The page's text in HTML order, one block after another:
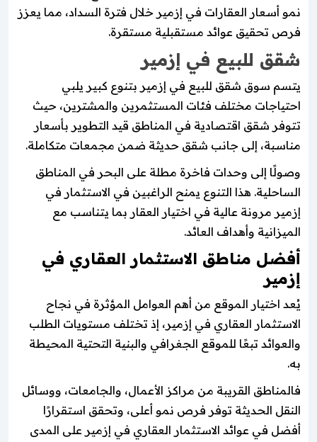
نمو أسعار العقارات في إزمير خلال فترة السداد، مما يعزز
فرص تحقيق عوائد مستقبلية مستقرة.
شقق للبيع في إزمير
يتسم سوق شقق للبيع في إزمير بتنوع كبير يلبي
احتياجات مختلف فئات المستثمرين والمشترين، حيث
تتوفر شقق اقتصادية في المناطق قيد التطوير بأسعار
مناسبة، إلى جانب شقق حديثة ضمن مجمعات متكاملة.
وصولًا إلى وحدات فاخرة مطلة على البحر في المناطق
الساحلية. هذا التنوع يمنح الراغبين في الاستثمار في
إزمير مرونة عالية في اختيار العقار بما يتناسب مع
الميزانية وأهداف العائد.
أفضل مناطق الاستثمار العقاري في
إزمير
يُعد اختيار الموقع من أهم العوامل المؤثرة في نجاح
الاستثمار العقاري في إزمير، إذ تختلف مستويات الطلب
والعوائد تبعًا للموقع الجغرافي والبنية التحتية المحيطة
به.
فالمناطق القريبة من مراكز الأعمال، والجامعات، ووسائل
النقل الحديثة توفر فرص نمو أعلى، وتحقق استقرارًا
أفضل في عوائد الاستثمار العقاري في إزمير على المدى